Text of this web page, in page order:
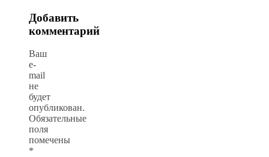
Добавить
комментарий
Ваш
e-
mail
не
будет
опубликован.
Обязательные
поля
помечены
*